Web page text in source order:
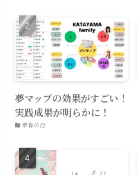
夢マップの効果がすごい！
実践成果が明らかに！
夢育の母